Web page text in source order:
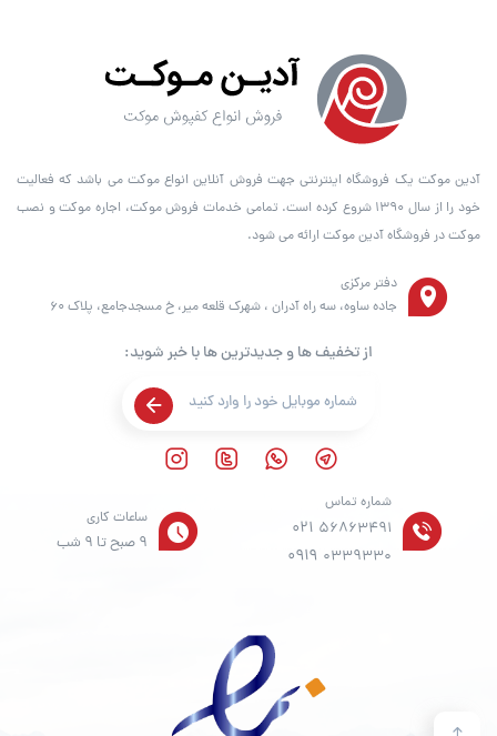
آدین موکت یک فروشگاه اینترنتی جهت فروش آنلاین انواع موکت می باشد که فعالیت
خود را از سال ۱۳۹۰ شروع کرده است. تمامی خدمات فروش موکت، اجاره موکت و نصب
موکت در فروشگاه آدین موکت ارائه می شود.
شماره تماس
021 56863491
0919 0339330
ساعات کاری
9 صبح تا 9 شب
دفتر مرکزی
جاده ساوه، سه راه آدران ، شهرک قلعه میر، خ مسجدجامع، پلاک 60
از تخفیف ها و جدیدترین ها با خبر شوید: